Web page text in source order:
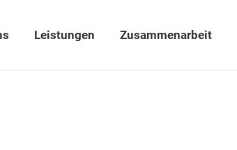
Leistungen Zusammenarbeit